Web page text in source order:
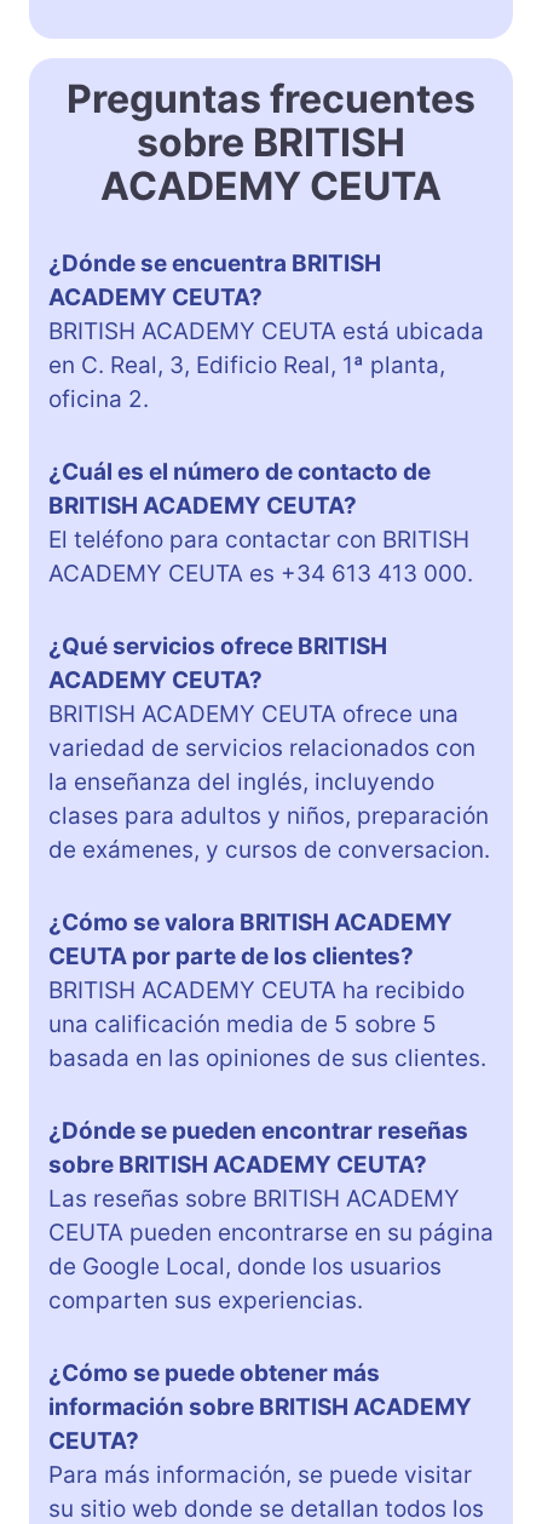
Preguntas frecuentes
sobre BRITISH
ACADEMY CEUTA
¿Dónde se encuentra BRITISH
ACADEMY CEUTA?
BRITISH ACADEMY CEUTA está ubicada
en C. Real, 3, Edificio Real, 1ª planta,
oficina 2.
¿Cuál es el número de contacto de
BRITISH ACADEMY CEUTA?
El teléfono para contactar con BRITISH
ACADEMY CEUTA es +34 613 413 000.
¿Qué servicios ofrece BRITISH
ACADEMY CEUTA?
BRITISH ACADEMY CEUTA ofrece una
variedad de servicios relacionados con
la enseñanza del inglés, incluyendo
clases para adultos y niños, preparación
de exámenes, y cursos de conversacion.
¿Cómo se valora BRITISH ACADEMY
CEUTA por parte de los clientes?
BRITISH ACADEMY CEUTA ha recibido
una calificación media de 5 sobre 5
basada en las opiniones de sus clientes.
¿Dónde se pueden encontrar reseñas
sobre BRITISH ACADEMY CEUTA?
Las reseñas sobre BRITISH ACADEMY
CEUTA pueden encontrarse en su página
de Google Local, donde los usuarios
comparten sus experiencias.
¿Cómo se puede obtener más
información sobre BRITISH ACADEMY
CEUTA?
Para más información, se puede visitar
su sitio web donde se detallan todos los